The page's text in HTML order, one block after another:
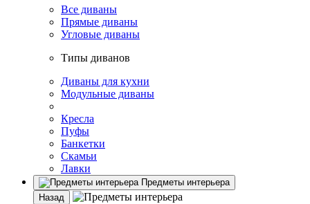
Все диваны
Прямые диваны
Угловые диваны
Типы диванов
Диваны для кухни
Модульные диваны
Кресла
Пуфы
Банкетки
Скамьи
Лавки
Предметы интерьера
Назад